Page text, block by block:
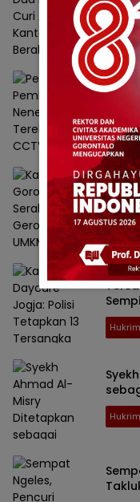
Hukrim
Hukrim
Hukrim
Hukrim
Hukrim